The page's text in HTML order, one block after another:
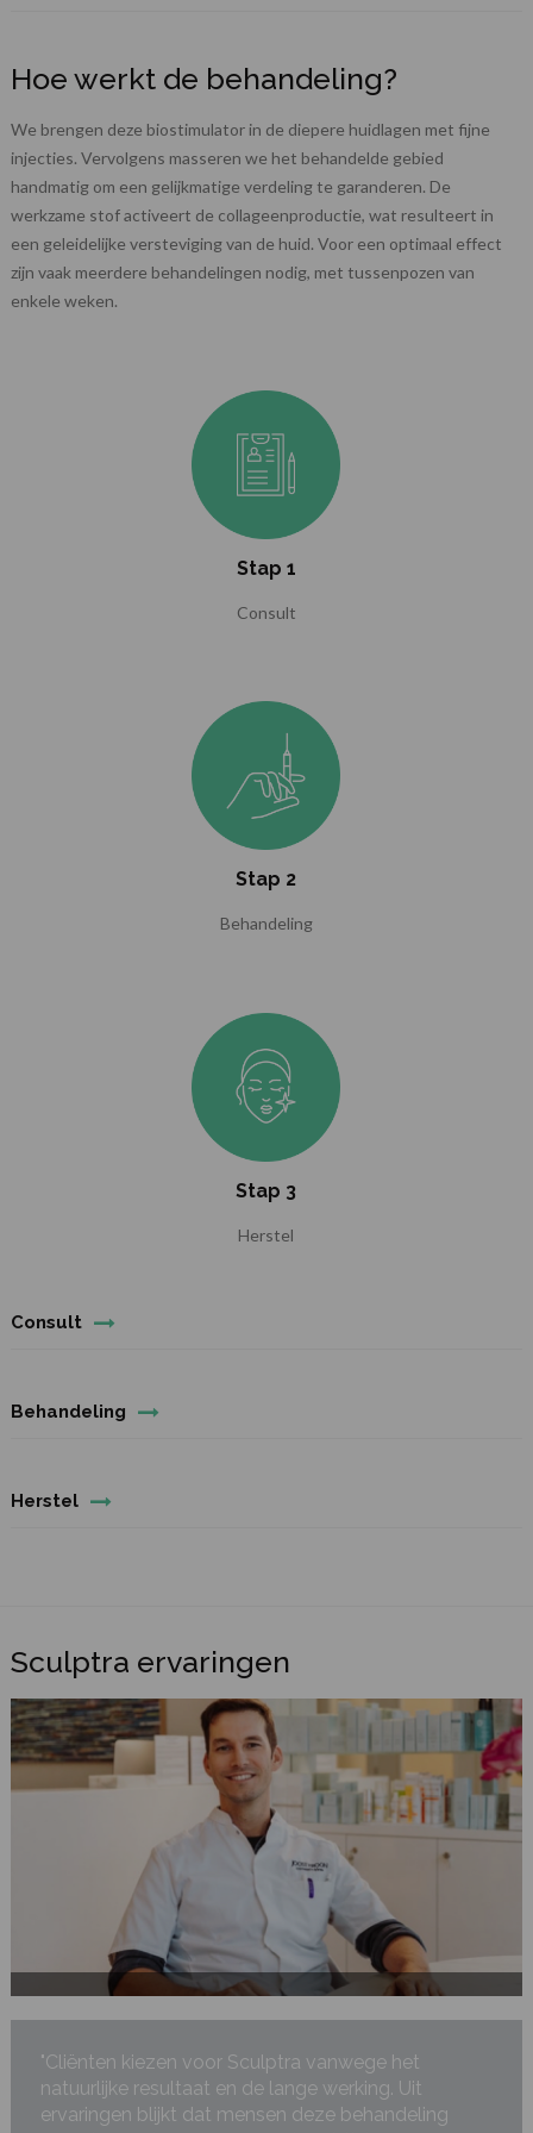
Hoe werkt de behandeling?
We brengen deze biostimulator in de diepere huidlagen met fijne
injecties. Vervolgens masseren we het behandelde gebied
handmatig om een gelijkmatige verdeling te garanderen. De
werkzame stof activeert de collageenproductie, wat resulteert in
een geleidelijke versteviging van de huid. Voor een optimaal effect
zijn vaak meerdere behandelingen nodig, met tussenpozen van
enkele weken.
Stap 1
Consult
Stap 2
Behandeling
Stap 3
Herstel
Consult
Behandeling
Herstel
Sculptra ervaringen
"Cliënten kiezen voor Sculptra vanwege het
natuurlijke resultaat en de lange werking. Uit
ervaringen blijkt dat mensen deze behandeling